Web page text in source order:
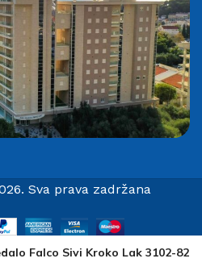
Sva prava zadržana
Falco Sivi Kroko Lak 3102-82